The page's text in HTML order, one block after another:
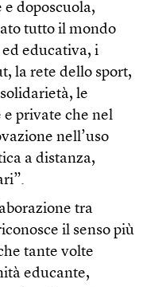
doposcuola,
tutto il mondo
educativa, i
la rete dello sport,
le
private che nel
nell’uso
a distanza,
tra
il senso più
tante volte
educante,